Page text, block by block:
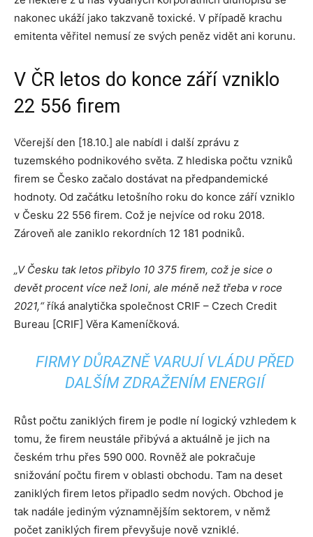
nakonec ukáží jako takzvaně toxické. V případě krachu
emitenta věřitel nemusí ze svých peněz vidět ani korunu.
V ČR letos do konce září vzniklo
22 556 firem
Včerejší den [18.10.] ale nabídl i další zprávu z
tuzemského podnikového světa. Z hlediska počtu vzniků
firem se Česko začalo dostávat na předpandemické
hodnoty. Od začátku letošního roku do konce září vzniklo
v Česku 22 556 firem. Což je nejvíce od roku 2018.
Zároveň ale zaniklo rekordních 12 181 podniků.
„V Česku tak letos přibylo 10 375 firem, což je sice o
devět procent více než loni, ale méně než třeba v roce
2021,“říká analytička společnost CRIF – Czech Credit
Bureau [CRIF] Věra Kameníčková.
FIRMY DŮRAZNĚ VARUJÍ VLÁDU PŘED
DALŠÍM ZDRAŽENÍM ENERGIÍ
Růst počtu zaniklých firem je podle ní logický vzhledem k
tomu, že firem neustále přibývá a aktuálně je jich na
českém trhu přes 590 000. Rovněž ale pokračuje
snižování počtu firem v oblasti obchodu. Tam na deset
zaniklých firem letos připadlo sedm nových. Obchod je
tak nadále jediným významnějším sektorem, v němž
počet zaniklých firem převyšuje nově vzniklé.